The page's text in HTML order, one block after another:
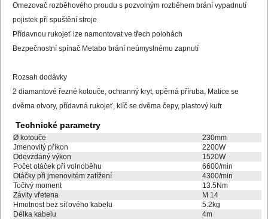
Omezovač rozběhového proudu s pozvolným rozběhem brání vypadnutí
pojistek při spuštění stroje
Přídavnou rukojeť lze namontovat ve třech polohách
Bezpečnostní spínač Metabo brání neúmyslnému zapnutí
Rozsah dodávky
2 diamantové řezné kotouče, ochranný kryt, opěrná příruba, Matice se
dvěma otvory, přídavná rukojeť, klíč se dvěma čepy, plastový kufr
Technické parametry
Ø kotouče
230mm
Jmenovitý příkon
2200W
Odevzdaný výkon
1520W
Počet otáček při volnoběhu
6600/min
Otáčky při jmenovitém zatížení
4300/min
Točivý moment
13.5Nm
Závity vřetena
M 14
Hmotnost bez síťového kabelu
5.2kg
Délka kabelu
4m